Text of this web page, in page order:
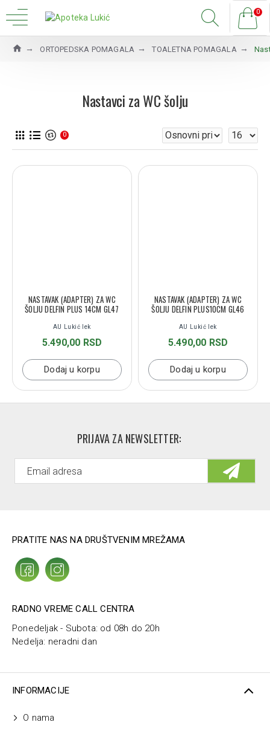
0
ORTOPEDSKA POMAGALA TOALETNA POMAGALA
Nastavci za WC šolju
0
AU Lukić lek
NASTAVAK (ADAPTER) ZA WC
ŠOLJU DELFIN PLUS 14CM GL47
5.490,00 RSD
Dodaj u korpu
AU Lukić lek
NASTAVAK (ADAPTER) ZA WC
ŠOLJU DELFIN PLUS10CM GL46
5.490,00 RSD
Dodaj u korpu
PRIJAVA ZA NEWSLETTER:
PRATITE NAS NA DRUŠTVENIM MREŽAMA
RADNO VREME CALL CENTRA
Ponedeljak - Subota: od 08h do 20h
Nedelja: neradni dan
INFORMACIJE
O nama